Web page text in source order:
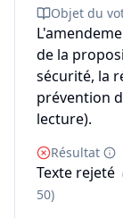
Objet du
de la
sécurité, la
prévention
lecture).
Résultat
Texte rejeté
50)